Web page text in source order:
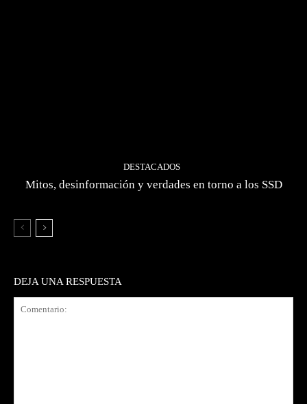
DESTACADOS
Mitos, desinformación y verdades en torno a los SSD
DEJA UNA RESPUESTA